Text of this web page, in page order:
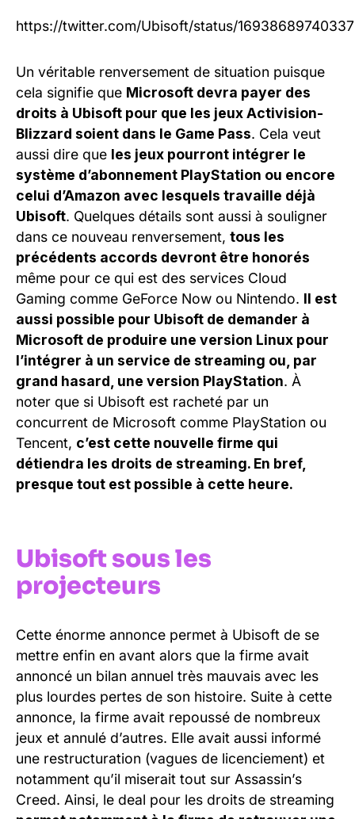
https://twitter.com/Ubisoft/status/
Un véritable renversement de situation puisque
cela signifie que Microsoft devra payer des
droits à Ubisoft pour que les jeux Activision-
Blizzard soient dans le Game Pass. Cela veut
aussi dire que les jeux pourront intégrer le
système d’abonnement PlayStation ou encore
celui d’Amazon avec lesquels travaille déjà
Ubisoft. Quelques détails sont aussi à souligner
dans ce nouveau renversement, tous les
précédents accords devront être honorés
même pour ce qui est des services Cloud
Gaming comme GeForce Now ou Nintendo. Il est
aussi possible pour Ubisoft de demander à
Microsoft de produire une version Linux pour
l’intégrer à un service de streaming ou, par
grand hasard, une version PlayStation. À
noter que si Ubisoft est racheté par un
concurrent de Microsoft comme PlayStation ou
Tencent, c’est cette nouvelle firme qui
détiendra les droits de streaming. En bref,
presque tout est possible à cette heure.
Ubisoft sous les
projecteurs
Cette énorme annonce permet à Ubisoft de se
mettre enfin en avant alors que la firme avait
annoncé un bilan annuel très mauvais avec les
plus lourdes pertes de son histoire. Suite à cette
annonce, la firme avait repoussé de nombreux
jeux et annulé d’autres. Elle avait aussi informé
une restructuration (vagues de licenciement) et
notamment qu’il miserait tout sur Assassin’s
Creed. Ainsi, le deal pour les droits de streaming